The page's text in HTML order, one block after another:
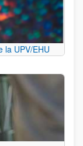
la UPV/EHU